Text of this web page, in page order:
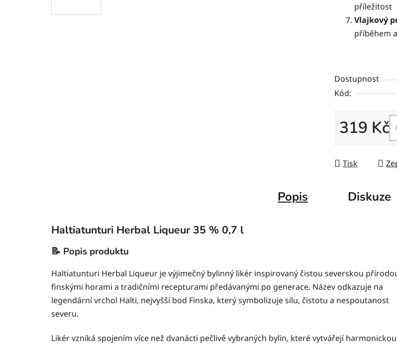
příležitost
Vlajkový
příběhem
Dostupnost
Kód:
319 Kč
Tisk
Popis Diskuze
Haltiatunturi Herbal Liqueur 35 % 0,7 l
📝 Popis produktu
Haltiatunturi Herbal Liqueur je výjimečný bylinný likér inspirovaný čistou severskou
finskými horami a tradičními recepturami předávanými po generace. Název odkazuje na
legendární vrchol Halti, nejvyšší bod Finska, který symbolizuje sílu, čistotu a nespoutanost
severu.
Likér vzniká spojením více než dvanácti pečlivě vybraných bylin, které vytvářejí harmonickou